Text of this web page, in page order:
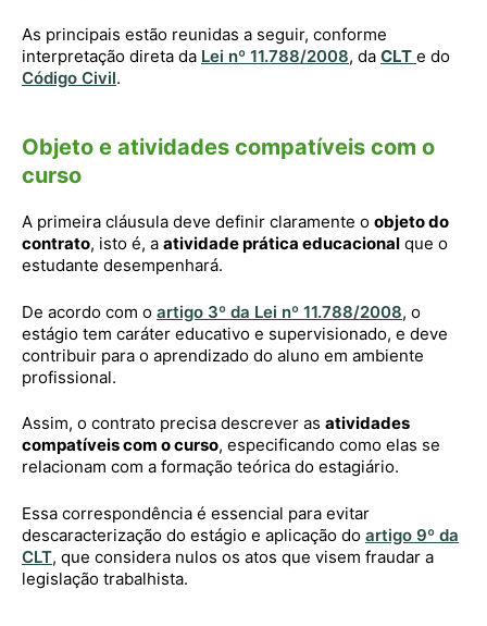
As principais estão reunidas a seguir, conforme
interpretação direta da Lei nº 11.788/2008, da CLT e do
Código Civil.
Objeto e atividades compatíveis com o
curso
A primeira cláusula deve definir claramente o objeto do
contrato, isto é, a atividade prática educacional que o
estudante desempenhará.
De acordo com o artigo 3º da Lei nº 11.788/2008, o
estágio tem caráter educativo e supervisionado, e deve
contribuir para o aprendizado do aluno em ambiente
profissional.
Assim, o contrato precisa descrever as atividades
compatíveis com o curso, especificando como elas se
relacionam com a formação teórica do estagiário.
Essa correspondência é essencial para evitar
descaracterização do estágio e aplicação do artigo 9º da
CLT, que considera nulos os atos que visem fraudar a
legislação trabalhista.